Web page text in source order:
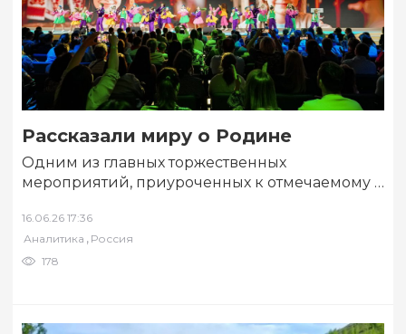
Рассказали миру о Родине
Одним из главных торжественных
мероприятий, приуроченных к отмечаемому 6
организованная в национального центра
«Россия»…
16.06.26 17:36
Аналитика , Россия
178